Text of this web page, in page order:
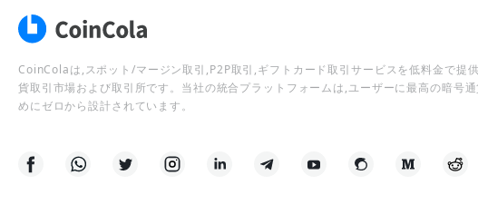
CoinColaは,スポット/マージン取引,P2P取引,ギフトカード取引サービスを低料金で提
貨取引市場および取引所です。当社の統合プラットフォームは,ユーザーに最高の暗号
めにゼロから設計されています。